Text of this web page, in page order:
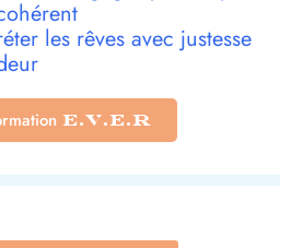
les rêves avec justesse
E.V.E.R